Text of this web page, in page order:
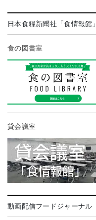
日本食糧新聞社「食情報館」
食の図書室
貸会議室
動画配信フードジャーナル